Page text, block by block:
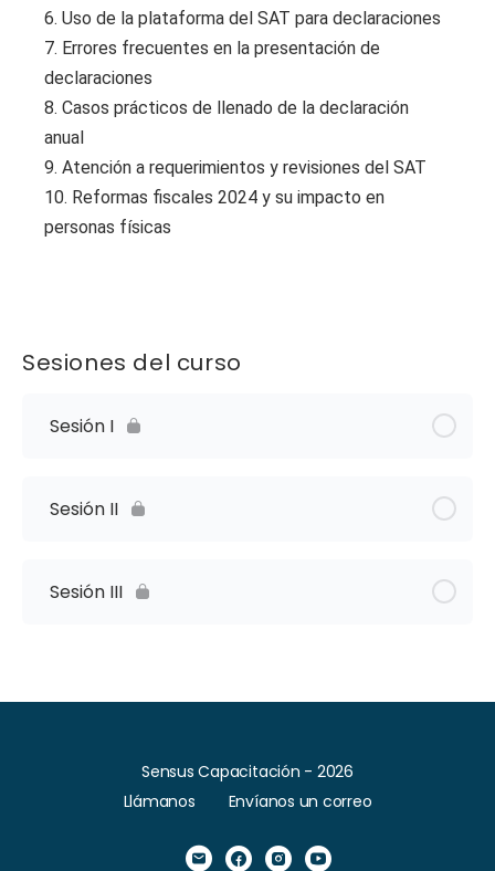
6. Uso de la plataforma del SAT para declaraciones
7. Errores frecuentes en la presentación de
declaraciones
8. Casos prácticos de llenado de la declaración
anual
9. Atención a requerimientos y revisiones del SAT
10. Reformas fiscales 2024 y su impacto en
personas físicas
Sesiones del curso
Sesión I
Sesión II
Sesión III
Sensus Capacitación - 2026
Llámanos
Envíanos un correo